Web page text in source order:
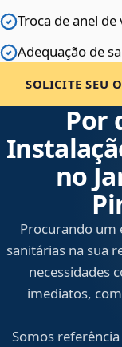
Troca de anel
Adequação de
SOLICITE SEU
Por
no
Procurando um
sanitárias na sua
necessidades
imediatos,
Somos